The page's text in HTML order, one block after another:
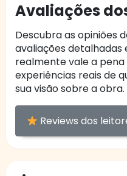
Avaliações
Descubra as opiniões
avaliações detalhadas
realmente vale a
experiências reais de
sua visão sobre a obra.
Reviews dos